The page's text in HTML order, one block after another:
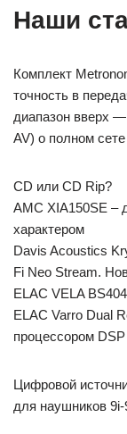
Наши
Комплект
точность в
диапазон вверх
AV) о полном
CD или CD Rip?
AMC XIA150SE –
характером
Davis Acoustics
Fi Neo Stream.
ELAC VELA
ELAC Varro Dual
процессором DSP
Цифровой
для наушников